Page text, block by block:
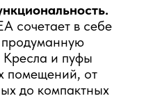
сочетает в себе
Кресла и пуфы
помещений, от
до компактных